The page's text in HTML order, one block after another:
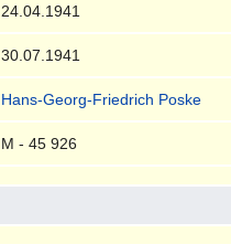
24.04.1941
30.07.1941
Hans-Georg-Friedrich Poske
M - 45 926